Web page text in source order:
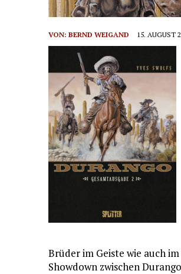
VON: BERND WEIGAND 15. AUGUST
Brüder im Geiste wie auch
Showdown zwischen